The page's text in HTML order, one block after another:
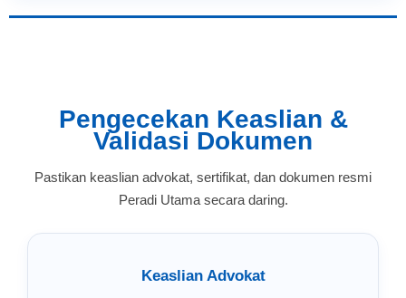
Pengecekan Keaslian &
Validasi Dokumen
Pastikan keaslian advokat, sertifikat, dan dokumen resmi
Peradi Utama secara daring.
Keaslian Advokat